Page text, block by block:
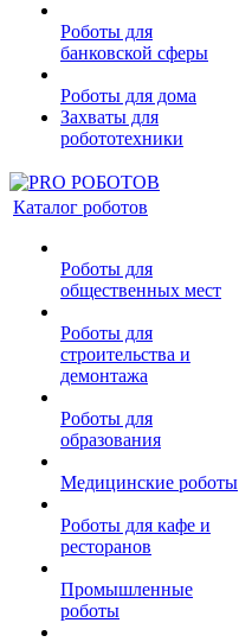
Роботы для
банковской сферы
Роботы для дома
Захваты для
робототехники
Каталог роботов
Роботы для
общественных мест
Роботы для
строительства и
демонтажа
Роботы для
образования
Медицинские роботы
Роботы для кафе и
ресторанов
Промышленные
роботы